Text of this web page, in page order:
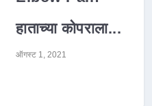
हाताच्या कोपराला...
ऑगस्ट 1, 2021